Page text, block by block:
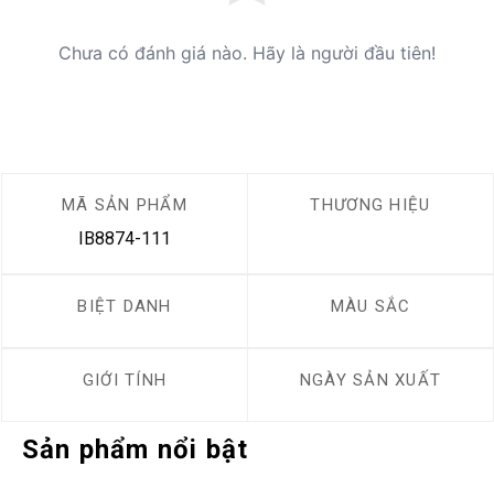
Chưa có đánh giá nào. Hãy là người đầu tiên!
MÃ SẢN PHẨM
IB8874-111
THƯƠNG HIỆU
BIỆT DANH MÀU SẮC
GIỚI TÍNH NGÀY SẢN XUẤT
Sản phẩm nổi bật